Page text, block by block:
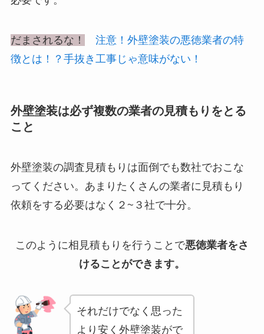
だまされるな！
注意！外壁塗装の悪徳業者の特
徴とは！？手抜き工事じゃ意味がない！
外壁塗装は必ず複数の業者の見積もりをとる
こと
外壁塗装の調査見積もりは面倒でも数社でおこな
ってください。あまりたくさんの業者に見積もり
依頼をする必要はなく２~３社で十分。
このように相見積もりを行うことで悪徳業者をさ
けることができます。
それだけでなく思った
より安く外壁塗装がで